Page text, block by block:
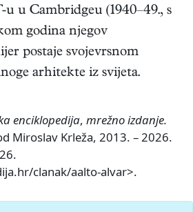
u Cambridgeu (1940–49., s
godina njegov
postaje svojevrsnom
arhitekte iz svijeta.
enciklopedija, mrežno izdanje.
Miroslav Krleža, 2013. – 2026.
clanak/aalto-alvar>.